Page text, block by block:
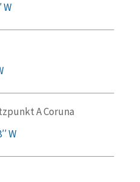
W
A Coruna
W